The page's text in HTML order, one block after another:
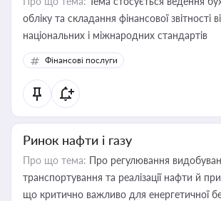
обліку та складання фінансової звітності
національних і міжнародних стандартів
Фінансові послуги
Ринок нафти і газу
Про що тема: Про регулювання
транспортування та реалізації нафти й
що критично важливо для енергетичної